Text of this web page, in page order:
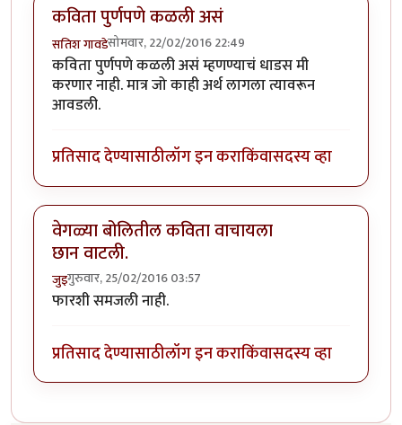
कविता पुर्णपणे कळली असं
सतिश गावडेसोमवार, 22/02/2016 22:49
कविता पुर्णपणे कळली असं म्हणण्याचं धाडस मी
करणार नाही. मात्र जो काही अर्थ लागला त्यावरून
आवडली.
प्रतिसाद देण्यासाठीलॉग इन कराकिंवासदस्य व्हा
वेगळ्या बोलितील कविता वाचायला
छान वाटली.
जुइगुरुवार, 25/02/2016 03:57
फारशी समजली नाही.
प्रतिसाद देण्यासाठीलॉग इन कराकिंवासदस्य व्हा